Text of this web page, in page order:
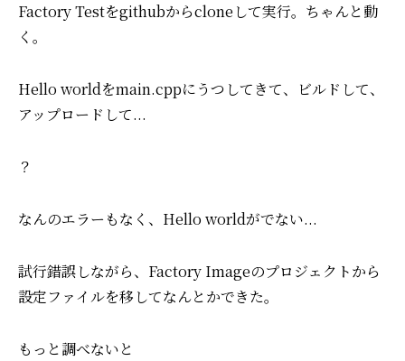
Factory Testをgithubからcloneして実行。 ちゃんと動
く。
Hello worldをmain.cppにうつしてきて、
ビルドして、
アップロードして...
？
なんのエラーもなく、Hello worldがでない...
試行錯誤しながら、Factory Imageのプロジェクトから
設定ファイルを移してなんとかできた。
もっと調べないと